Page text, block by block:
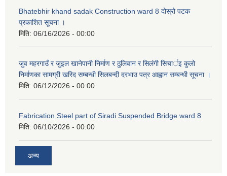
Bhatebhir khand sadak Construction ward 8 दोस्रो पटक
प्रकाशित सूचना ।
मिति: 06/16/2026 - 00:00
जुव महरगाउँ र जुइल खानेपानी निर्माण र ठुलिवान र सिलंगी सिचार्इ कुलो
निर्माणका सामग्री खरिद सम्बन्धी सिलबन्दी दरभाउ पत्र आह्वान सम्बन्धी सूचना ।
मिति: 06/12/2026 - 00:00
Fabrication Steel part of Siradi Suspended Bridge ward 8
मिति: 06/10/2026 - 00:00
अन्य